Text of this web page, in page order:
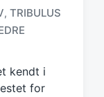
, TRIBULUS
kendt i
for